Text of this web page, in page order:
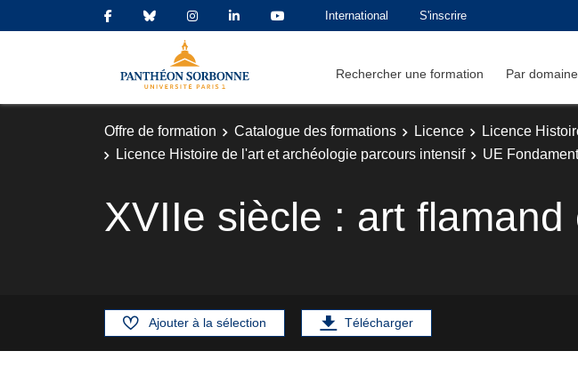
International S'inscrire
Rechercher une formation Par domaine
Offre de formation Catalogue des formations Licence
Licence
Licence Histoire de l'art et archéologie parcours intensif
UE
XVIIe siècle : art
Ajouter à la sélection Télécharger